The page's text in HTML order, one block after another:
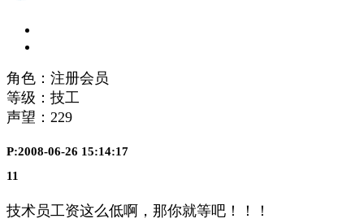
角色：注册会员
等级：技工
声望： 229
P:2008-06-26 15:14:17
11
技术员工资这么低啊，那你就等吧！！！